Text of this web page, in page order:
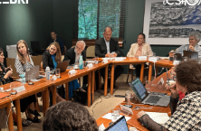
MUDANÇA DO CLIMA
DIGITAL